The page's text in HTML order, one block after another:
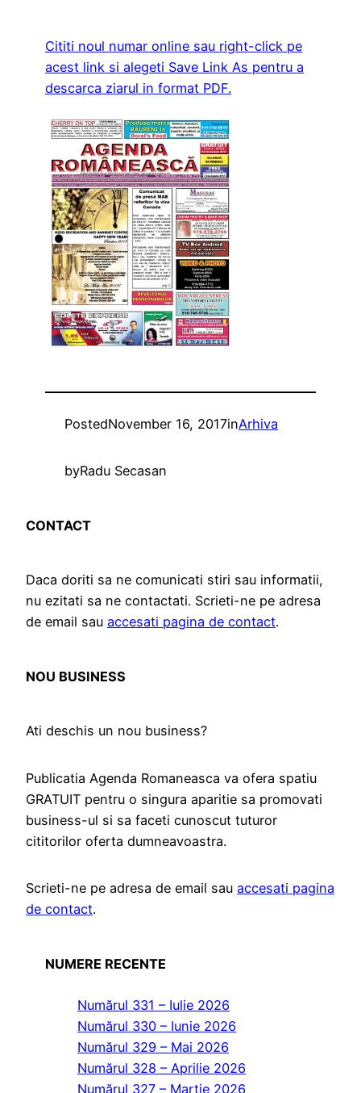
Cititi noul numar online sau right-click pe
acest link si alegeti Save Link As pentru a
descarca ziarul in format PDF.
PostedNovember 16, 2017inArhiva
byRadu Secasan
CONTACT
Daca doriti sa ne comunicati stiri sau informatii,
nu ezitati sa ne contactati. Scrieti-ne pe adresa
de email sau accesati pagina de contact.
NOU BUSINESS
Ati deschis un nou business?
Publicatia Agenda Romaneasca va ofera spatiu
GRATUIT pentru o singura aparitie sa promovati
business-ul si sa faceti cunoscut tuturor
cititorilor oferta dumneavoastra.
Scrieti-ne pe adresa de email sau accesati pagina
de contact.
NUMERE RECENTE
Numărul 331 – Iulie 2026
Numărul 330 – Iunie 2026
Numărul 329 – Mai 2026
Numărul 328 – Aprilie 2026
Numărul 327 – Martie 2026